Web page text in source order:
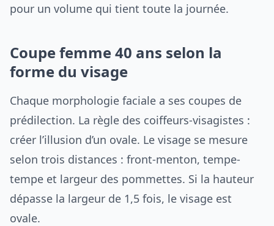
pour un volume qui tient toute la journée.
Coupe femme 40 ans selon la
forme du visage
Chaque morphologie faciale a ses coupes de
prédilection. La règle des coiffeurs-visagistes :
créer l’illusion d’un ovale. Le visage se mesure
selon trois distances : front-menton, tempe-
tempe et largeur des pommettes. Si la hauteur
dépasse la largeur de 1,5 fois, le visage est
ovale.